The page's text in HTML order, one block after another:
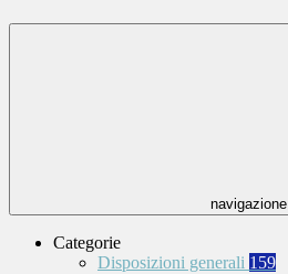
navigazione
Categorie
Disposizioni generali 159